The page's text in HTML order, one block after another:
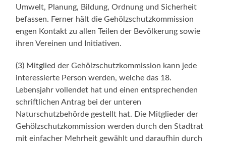
Umwelt, Planung, Bildung, Ordnung und Sicherheit
befassen. Ferner hält die Gehölzschutzkommission
engen Kontakt zu allen Teilen der Bevölkerung sowie
ihren Vereinen und Initiativen.
(3) Mitglied der Gehölzschutzkommission kann jede
interessierte Person werden, welche das 18.
Lebensjahr vollendet hat und einen entsprechenden
schriftlichen Antrag bei der unteren
Naturschutzbehörde gestellt hat. Die Mitglieder der
Gehölzschutzkommission werden durch den Stadtrat
mit einfacher Mehrheit gewählt und daraufhin durch